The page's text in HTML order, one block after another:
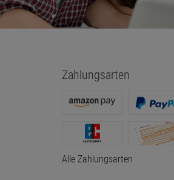
Zahlungsarten
Alle Zahlungsarten